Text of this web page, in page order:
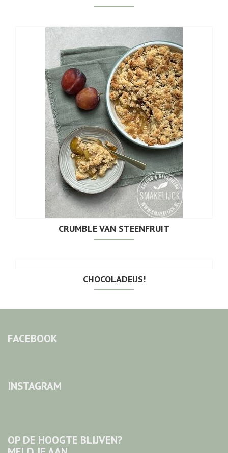
CRUMBLE VAN STEENFRUIT
CHOCOLADEIJS!
FACEBOOK
INSTAGRAM
OP DE HOOGTE BLIJVEN?